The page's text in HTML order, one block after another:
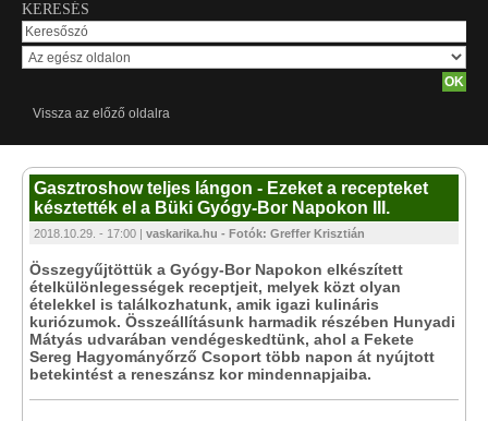
KERESÉS
Vissza az előző oldalra
Gasztroshow teljes lángon - Ezeket a recepteket
késztették el a Büki Gyógy-Bor Napokon III.
2018.10.29. - 17:00 | vaskarika.hu - Fotók: Greffer Krisztián
Összegyűjtöttük a Gyógy-Bor Napokon elkészített
ételkülönlegességek receptjeit, melyek közt olyan
ételekkel is találkozhatunk, amik igazi kulináris
kuriózumok. Összeállításunk harmadik részében Hunyadi
Mátyás udvarában vendégeskedtünk, ahol a Fekete
Sereg Hagyományőrző Csoport több napon át nyújtott
betekintést a reneszánsz kor mindennapjaiba.